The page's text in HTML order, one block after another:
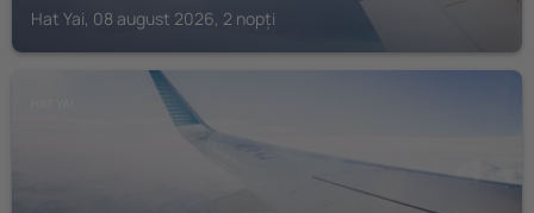
Hat Yai, 08 august 2026, 2 nopți